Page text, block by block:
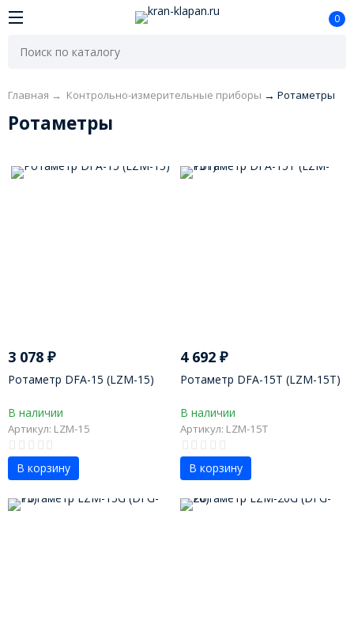
0
Главная → Контрольно-измерительные приборы → Ротаметры
Ротаметры
3 078 ₽
Ротаметр DFA-15 (LZM-15)
В наличии
Артикул: LZM-15
В корзину
4 692₽
Ротаметр DFA-15T (LZM-15T)
В наличии
Артикул: LZM-15T
В корзину